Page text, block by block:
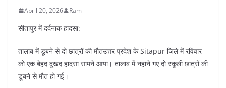
April 20, 2026 Ram
सीतापुर में दर्दनाक हादसा:
तालाब में डूबने से दो छात्रों की मौतउत्तर प्रदेश के Sitapur जिले में रविवार
को एक बेहद दुखद हादसा सामने आया। तालाब में नहाने गए दो स्कूली छात्रों की
डूबने से मौत हो गई।